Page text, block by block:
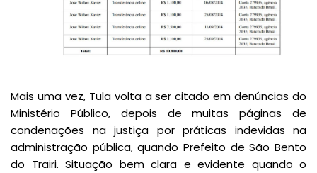
Mais uma vez, Tula volta a ser citado em denúncias do
Ministério Público, depois de muitas páginas de
condenações na justiça por práticas indevidas na
administração pública, quando Prefeito de São Bento
do Trairi. Situação bem clara e evidente quando o